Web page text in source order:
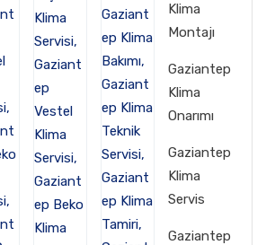
Klima
Montajı
Gaziantep
Klima
Onarımı
Gaziantep
Klima
Servis
Gaziantep